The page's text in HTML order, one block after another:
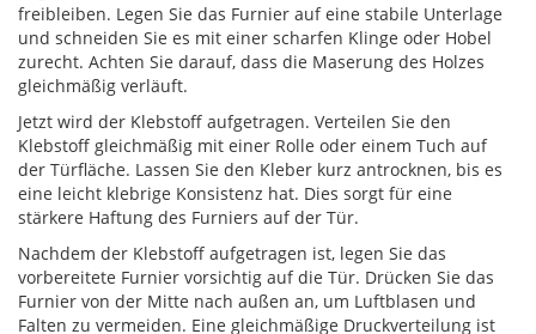
freibleiben. Legen Sie das Furnier auf eine stabile Unterlage
und schneiden Sie es mit einer scharfen Klinge oder Hobel
zurecht. Achten Sie darauf, dass die Maserung des Holzes
gleichmäßig verläuft.
Jetzt wird der Klebstoff aufgetragen. Verteilen Sie den
Klebstoff gleichmäßig mit einer Rolle oder einem Tuch auf
der Türfläche. Lassen Sie den Kleber kurz antrocknen, bis es
eine leicht klebrige Konsistenz hat. Dies sorgt für eine
stärkere Haftung des Furniers auf der Tür.
Nachdem der Klebstoff aufgetragen ist, legen Sie das
vorbereitete Furnier vorsichtig auf die Tür. Drücken Sie das
Furnier von der Mitte nach außen an, um Luftblasen und
Falten zu vermeiden. Eine gleichmäßige Druckverteilung ist